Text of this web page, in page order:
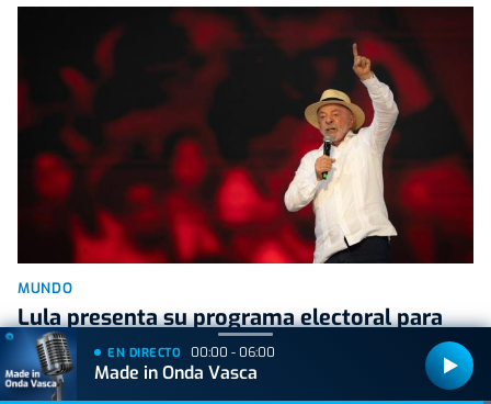
MUNDO
Lula presenta su programa electoral para
Brasil
EZTIZEN URIARTE | NTM
EN DIRECTO 00:00 - 06:00
Made in Onda Vasca